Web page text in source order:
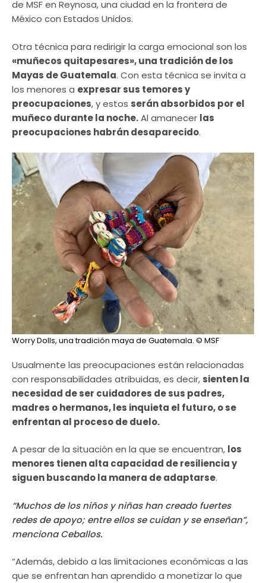
de MSF en Reynosa, una ciudad en la frontera de
México con Estados Unidos.
Otra técnica para redirigir la carga emocional son los
«muñecos quitapesares», una tradición de los
Mayas de Guatemala. Con esta técnica se invita a
los menores a expresar sus temores y
preocupaciones, y estos serán absorbidos por el
muñeco durante la noche.Al amanecer las
preocupaciones habrán desaparecido.
Worry Dolls, una tradición maya de Guatemala. © MSF
Usualmente las preocupaciones están relacionadas
con responsabilidades atribuidas, es decir, sienten la
necesidad de ser cuidadores de sus padres,
madres o hermanos, les inquieta el futuro, o se
enfrentan al proceso de duelo.
A pesar de la situación en la que se encuentran, los
menores tienen alta capacidad de resiliencia y
siguen buscando la manera de adaptarse.
“Muchos de los niños y niñas han creado fuertes
redes de apoyo; entre ellos se cuidan y se enseñan”,
menciona Ceballos.
“Además, debido a las limitaciones económicas a las
que se enfrentan han aprendido a monetizar lo que